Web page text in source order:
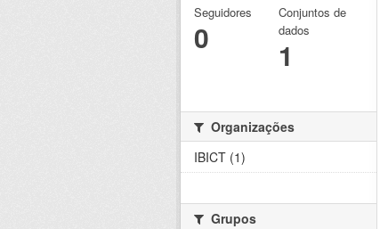
Seguidores
0
Conjuntos de
dados
1
Organizações
IBICT (1)
Grupos